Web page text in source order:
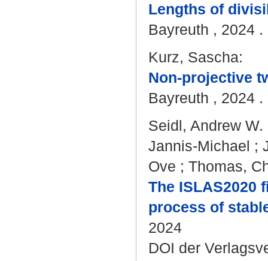
Lengths of
Bayreuth , 2024 .
Kurz, Sascha:
Non-projective
Bayreuth , 2024 .
Seidl, Andrew W.
Jannis-Michael ;
Ove ; Thomas,
The ISLAS2020
process of
2024
DOI der